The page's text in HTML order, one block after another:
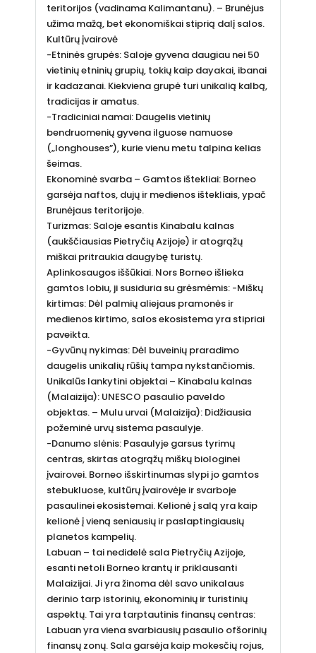
teritorijos (vadinama Kalimantanu). – Brunėjus
užima mažą, bet ekonomiškai stiprią dalį salos.
Kultūrų įvairovė
-Etninės grupės: Saloje gyvena daugiau nei 50
vietinių etninių grupių, tokių kaip dayakai, ibanai
ir kadazanai. Kiekviena grupė turi unikalią kalbą,
tradicijas ir amatus.
-Tradiciniai namai: Daugelis vietinių
bendruomenių gyvena ilguose namuose
(„longhouses”), kurie vienu metu talpina kelias
šeimas.
Ekonominė svarba – Gamtos ištekliai: Borneo
garsėja naftos, dujų ir medienos ištekliais, ypač
Brunėjaus teritorijoje.
Turizmas: Saloje esantis Kinabalu kalnas
(aukščiausias Pietryčių Azijoje) ir atogrąžų
miškai pritraukia daugybę turistų.
Aplinkosaugos iššūkiai. Nors Borneo išlieka
gamtos lobiu, ji susiduria su grėsmėmis: -Miškų
kirtimas: Dėl palmių aliejaus pramonės ir
medienos kirtimo, salos ekosistema yra stipriai
paveikta.
-Gyvūnų nykimas: Dėl buveinių praradimo
daugelis unikalių rūšių tampa nykstančiomis.
Unikalūs lankytini objektai – Kinabalu kalnas
(Malaizija): UNESCO pasaulio paveldo
objektas. – Mulu urvai (Malaizija): Didžiausia
požeminė urvų sistema pasaulyje.
-Danumo slėnis: Pasaulyje garsus tyrimų
centras, skirtas atogrąžų miškų biologinei
įvairovei. Borneo išskirtinumas slypi jo gamtos
stebukluose, kultūrų įvairovėje ir svarboje
pasaulinei ekosistemai. Kelionė į salą yra kaip
kelionė į vieną seniausių ir paslaptingiausių
planetos kampelių.
Labuan – tai nedidelė sala Pietryčių Azijoje,
esanti netoli Borneo krantų ir priklausanti
Malaizijai. Ji yra žinoma dėl savo unikalaus
derinio tarp istorinių, ekonominių ir turistinių
aspektų. Tai yra tarptautinis finansų centras:
Labuan yra viena svarbiausių pasaulio ofšorinių
finansų zonų. Sala garsėja kaip mokesčių rojus,